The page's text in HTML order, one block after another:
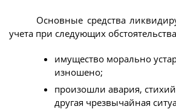
Основные средства
учета при следующих
имущество морально
изношено;
произошли авария,
другая чрезвычайная